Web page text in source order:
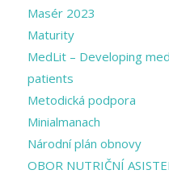
Masér 2023
Maturity
MedLit – Developing
patients
Metodická podpora
Minialmanach
Národní plán obnovy
OBOR NUTRIČNÍ